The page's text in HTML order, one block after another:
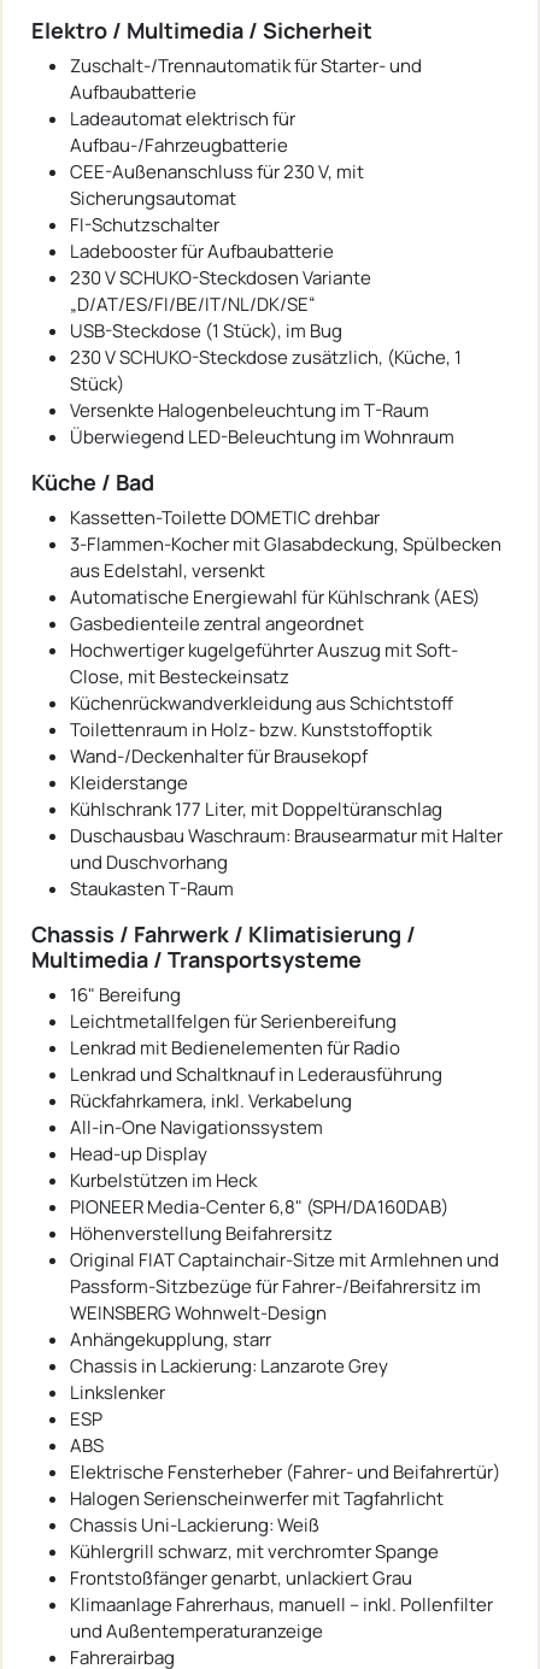
Elektro / Multimedia / Sicherheit
Zuschalt-/Trennautomatik für Starter- und
Aufbaubatterie
Ladeautomat elektrisch für
Aufbau-/Fahrzeugbatterie
CEE-Außenanschluss für 230 V, mit
Sicherungsautomat
FI-Schutzschalter
Ladebooster für Aufbaubatterie
230 V SCHUKO-Steckdosen Variante
„D/AT/ES/FI/BE/IT/NL/DK/SE“
USB-Steckdose (1 Stück), im Bug
230 V SCHUKO-Steckdose zusätzlich, (Küche, 1
Stück)
Versenkte Halogenbeleuchtung im T-Raum
Überwiegend LED-Beleuchtung im Wohnraum
Küche / Bad
Kassetten-Toilette DOMETIC drehbar
3-Flammen-Kocher mit Glasabdeckung, Spülbecken
aus Edelstahl, versenkt
Automatische Energiewahl für Kühlschrank (AES)
Gasbedienteile zentral angeordnet
Hochwertiger kugelgeführter Auszug mit Soft-
Close, mit Besteckeinsatz
Küchenrückwandverkleidung aus Schichtstoff
Toilettenraum in Holz- bzw. Kunststoffoptik
Wand-/Deckenhalter für Brausekopf
Kleiderstange
Kühlschrank 177 Liter, mit Doppeltüranschlag
Duschausbau Waschraum: Brausearmatur mit Halter
und Duschvorhang
Staukasten T-Raum
Chassis / Fahrwerk / Klimatisierung /
Multimedia / Transportsysteme
16" Bereifung
Leichtmetallfelgen für Serienbereifung
Lenkrad mit Bedienelementen für Radio
Lenkrad und Schaltknauf in Lederausführung
Rückfahrkamera, inkl. Verkabelung
All-in-One Navigationssystem
Head-up Display
Kurbelstützen im Heck
PIONEER Media-Center 6,8" (SPH/DA160DAB)
Höhenverstellung Beifahrersitz
Original FIAT Captainchair-Sitze mit Armlehnen und
Passform-Sitzbezüge für Fahrer-/Beifahrersitz im
WEINSBERG Wohnwelt-Design
Anhängekupplung, starr
Chassis in Lackierung: Lanzarote Grey
Linkslenker
ESP
ABS
Elektrische Fensterheber (Fahrer- und Beifahrertür)
Halogen Serienscheinwerfer mit Tagfahrlicht
Chassis Uni-Lackierung: Weiß
Kühlergrill schwarz, mit verchromter Spange
Frontstoßfänger genarbt, unlackiert Grau
Klimaanlage Fahrerhaus, manuell – inkl. Pollenfilter
und Außentemperaturanzeige
Fahrerairbag